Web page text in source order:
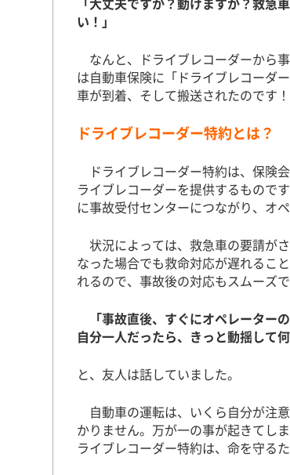
い！」
なんと、ドライブレコーダーから
は自動車保険に「ドライブレコーダ
車が到着、そして搬送されたのです！
ドライブレコーダー特約とは？
ドライブレコーダー特約は、保険
ライブレコーダーを提供するもので
に事故受付センターにつながり、オ
状況によっては、救急車の要請が
なった場合でも救命対応が遅れるこ
れるので、事故後の対応もスムーズで
「事故直後、すぐにオペレーター
自分一人だったら、きっと動揺して
と、友人は話していました。
自動車の運転は、いくら自分が注
かりません。万が一の事が起きてし
ライブレコーダー特約は、命を守る